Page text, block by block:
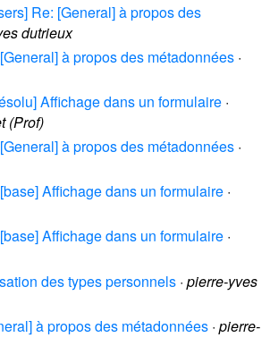
Re: [General] à propos des
dutrieux
à propos des métadonnées ·
Affichage dans un formulaire ·
(Prof)
à propos des métadonnées ·
Affichage dans un formulaire ·
Affichage dans un formulaire ·
des types personnels · pierre-yves
à propos des métadonnées · pierre-